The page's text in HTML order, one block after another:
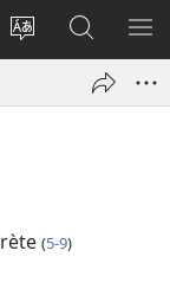
Changer
langue
Se
connecter
sur
JW.ORG
(5-9)